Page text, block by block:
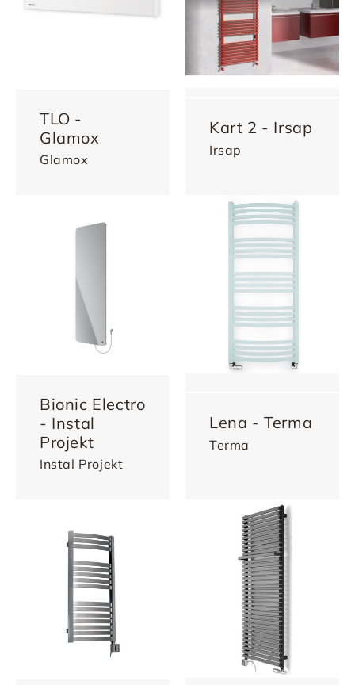
TLO -
Glamox
Glamox
Kart 2 - Irsap
Irsap
Bionic Electro
- Instal
Projekt
Instal Projekt
Lena - Terma
Terma